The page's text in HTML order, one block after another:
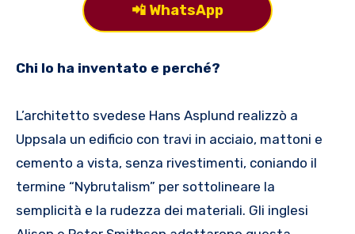
📲 WhatsApp
Chi lo ha inventato e perché?
L’architetto svedese Hans Asplund realizzò a
Uppsala un edificio con travi in acciaio, mattoni e
cemento a vista, senza rivestimenti, coniando il
termine “Nybrutalism” per sottolineare la
semplicità e la rudezza dei materiali. Gli inglesi